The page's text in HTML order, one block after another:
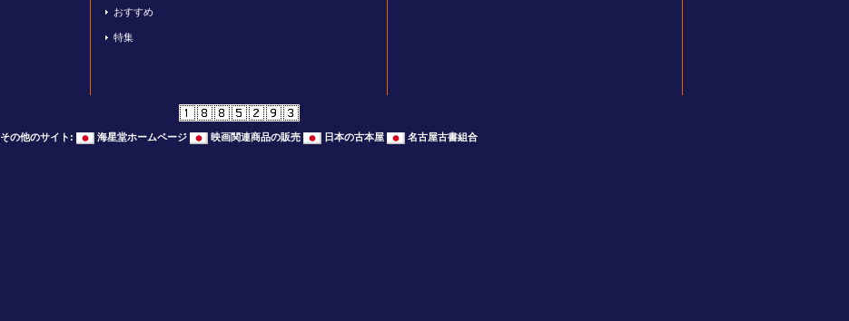
おすすめ
特集
その他のサイト : 海星堂ホームページ 映画関連商品の販売 日本の古本屋 名古屋古書組合